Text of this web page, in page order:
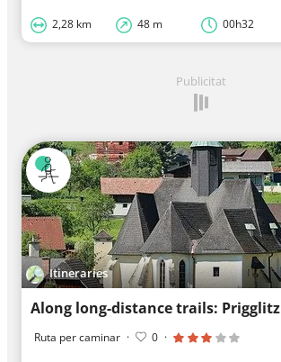
2,28 km 48 m 00h32
Publicitat
Itineraries
Along long-distance trails: Prigglitz
Ruta per caminar · 0 ·